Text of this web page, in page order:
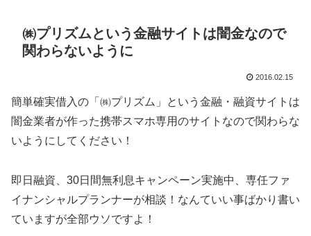
㈱プリズムという金融サイトは闇金なので
関わらないように
2016.02.15
簡単確実借入の「㈱プリズム」という金融・融資サイトは
闇金業者が作った携帯スマホ専用のサイトなので関わらな
いようにしてください！
即日融資、30日間無利息キャンペーン実施中、専任ファ
イナンシャルプランナーが相談！なんていい事ばかり書い
ていますが全部ウソですよ！